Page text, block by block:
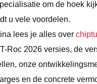
om de hoek
u vele voordelen.
lees je alles over
Roc 2026 versies, de
onze
en de concrete